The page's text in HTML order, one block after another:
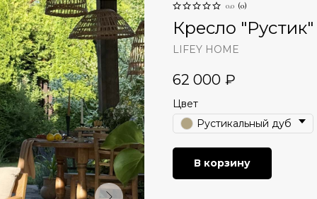
сиденье
Лавочки
Табуреты
Кресла
Стулья
освещение
подсвечники
рамки
свечи
винтаж
0.0 (0)
Кресло "Рустик"
LIFEY HOME
62 000 ₽
Цвет
Рустикальный дуб
В корзину